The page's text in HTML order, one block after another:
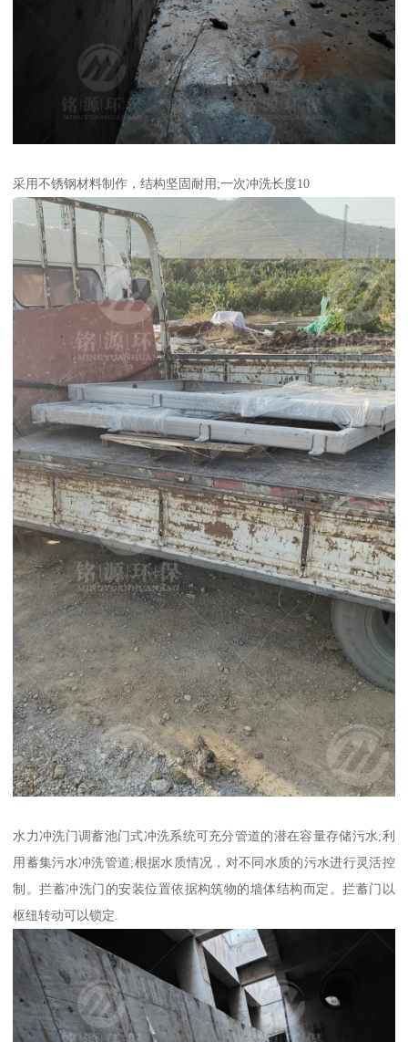
采用不锈钢材料制作，结构坚固耐用;一次冲洗长度10
水力冲洗门调蓄池门式冲洗系统可充分管道的潜在容量存储污水;利
用蓄集污水冲洗管道;根据水质情况，对不同水质的污水进行灵活控
制。拦蓄冲洗门的安装位置依据构筑物的墙体结构而定。拦蓄门以
枢纽转动可以锁定.